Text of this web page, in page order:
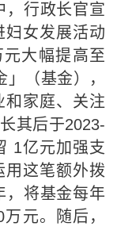
，行政长官宣
妇女发展活动
大幅提高至
（基金），
和家庭、关注
其后于2023-
1亿元加强支
用这笔额外拨
，将基金每年
元。随后，